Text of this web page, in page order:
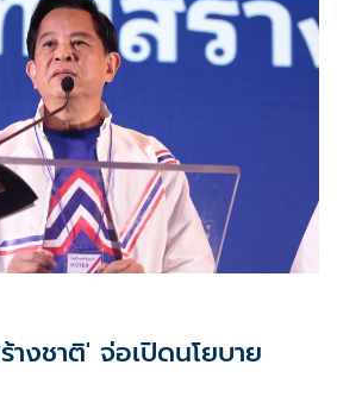
างชาติ' จ่อเปิดนโยบาย